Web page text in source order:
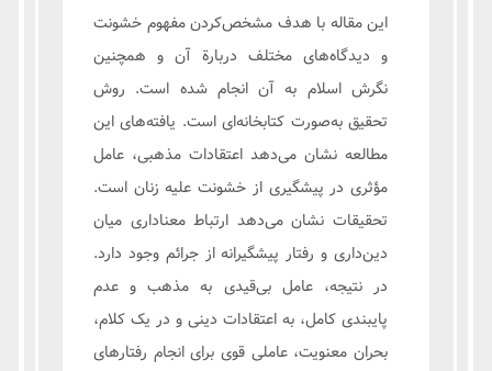
این مقاله با هدف مشخص‌کردن مفهوم خشونت
و دیدگاه‌های مختلف دربارة آن و همچنین
نگرش اسلام به آن انجام شده است. روش
تحقیق به‌صورت کتابخانه‌ای است. یافته‌های این
مطالعه نشان می‌دهد اعتقادات مذهبی، عامل
مؤثری در پیشگیری از خشونت علیه زنان است.
تحقیقات نشان می‌دهد ارتباط معناداری میان
دین‌داری و رفتار پیشگیرانه از جرائم وجود دارد.
در نتیجه، عامل بی‌قیدی به مذهب و عدم
پایبندی کامل، به اعتقادات دینی و در یک کلام،
بحران معنویت، عاملی قوی برای انجام رفتارهای